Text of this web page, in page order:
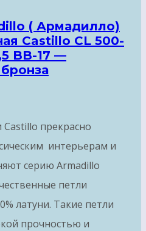
( Армадилло)
Castillo CL 500-
BB-17 —
прекрасно
интерьерам и
серию Armadillo
петли
латуни. Такие петли
прочностью и